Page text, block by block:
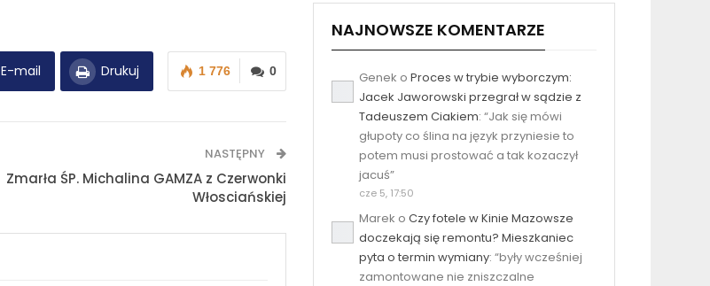
0
1 776
E-mail Drukuj
NASTĘPNY
Zmarła ŚP. Michalina GAMZA z Czerwonki
Włosciańskiej
NAJNOWSZE KOMENTARZE
Genek o Proces w trybie wyborczym:
Jacek Jaworowski przegrał w sądzie z
Tadeuszem Ciakiem: “Jak się mówi
głupoty co ślina na język przyniesie to
potem musi prostować a tak kozaczył
jacuś”
cze 5, 17:50
Marek o Czy fotele w Kinie Mazowsze
doczekają się remontu? Mieszkaniec
pyta o termin wymiany: “były wcześniej
zamontowane nie zniszczalne